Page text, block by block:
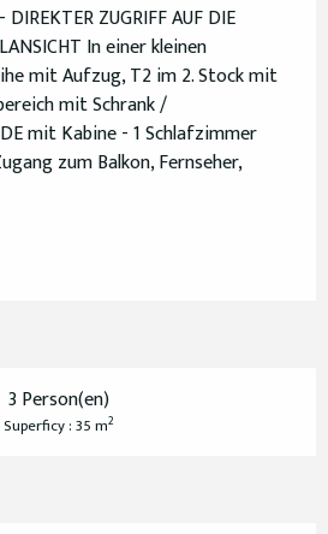
DIREKTER ZUGRIFF AUF DIE
In einer kleinen
mit Aufzug, T2 im 2. Stock mit
mit Schrank /
mit Kabine - 1 Schlafzimmer
zum Balkon, Fernseher,
3 Person(en)
Superficy : 35 m2